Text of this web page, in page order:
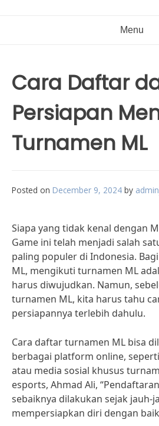
Menu
Cara Daftar
Persiapan
Turnamen ML
Posted on December 9, 2024 by
Siapa yang tidak kenal dengan
Game ini telah menjadi salah
paling populer di Indonesia.
ML, mengikuti turnamen ML
harus diwujudkan. Namun,
turnamen ML, kita harus tahu
persiapannya terlebih dahulu.
Cara daftar turnamen ML bisa
berbagai platform online,
atau media sosial khusus
esports, Ahmad Ali,
sebaiknya dilakukan sejak jauh-
mempersiapkan diri dengan